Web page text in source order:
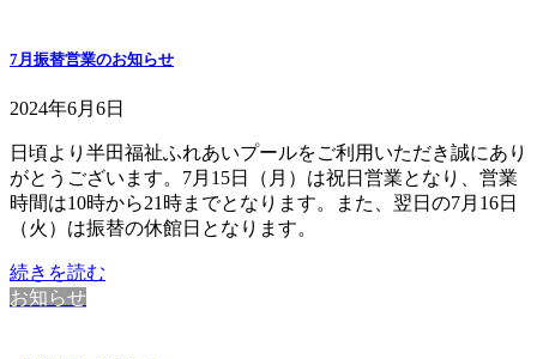
7月振替営業のお知らせ
2024年6月6日
日頃より半田福祉ふれあいプールをご利用いただき誠にあり
がとうございます。7月15日（月）は祝日営業となり、営業
時間は10時から21時までとなります。また、翌日の7月16日
（火）は振替の休館日となります。
続きを読む
お知らせ